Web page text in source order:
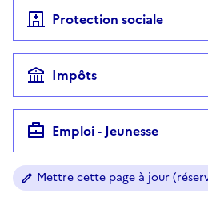
Protection sociale
Impôts
Emploi - Jeunesse
Mettre cette page à jour